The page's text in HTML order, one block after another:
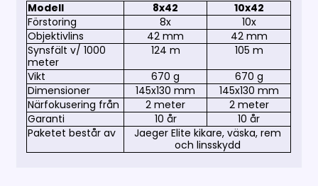
Modell 8x42
10x42
Förstoring
8x
10x
Objektivlins
42 mm
42 mm
Synsfält v/ 1000
meter
124 m
105 m
Vikt
670 g
670 g
Dimensioner
145x130 mm
145x130 mm
Närfokusering från
2 meter
2 meter
Garanti
10 år
10 år
Paketet består av
Jaeger Elite kikare, väska, rem
och linsskydd